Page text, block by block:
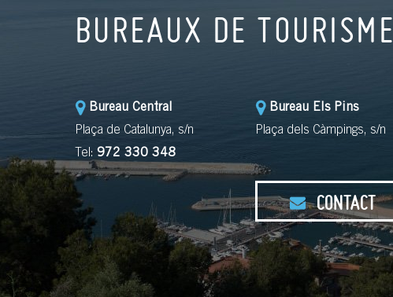
BUREAUX DE TOURISME
Bureau Central
Plaça de Catalunya, s/n
Tel: 972 330 348
Bureau Els Pins
Plaça dels Càmpings, s/n
CONTACT